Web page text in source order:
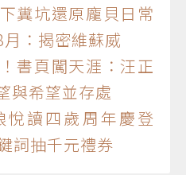
糞坑還原龐貝日常
月：揭密維蘇威
書頁闖天涯：汪正
與希望並存處
讀四歲周年慶登
詞抽千元禮券